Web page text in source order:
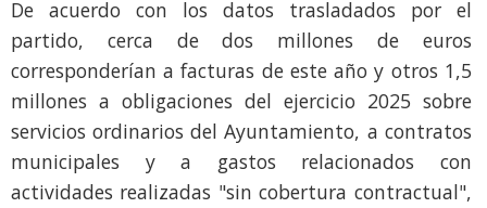
De acuerdo con los datos trasladados por el
partido, cerca de dos millones de euros
corresponderían a facturas de este año y otros 1,5
millones a obligaciones del ejercicio 2025 sobre
servicios ordinarios del Ayuntamiento, a contratos
municipales y a gastos relacionados con
actividades realizadas "sin cobertura contractual",